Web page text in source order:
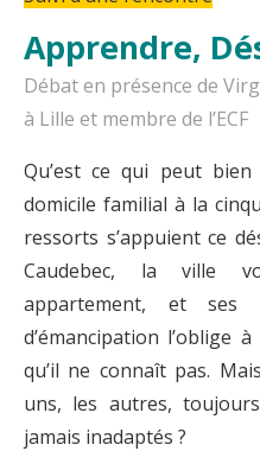
Apprendre,
Débat en présence de
à Lille et membre de l’ECF
Qu’est ce qui peut
domicile familial à la
ressorts s’appuient ce
Caudebec, la ville
appartement, et
d’émancipation l’oblige
qu’il ne connaît pas.
uns, les autres,
jamais inadaptés ?